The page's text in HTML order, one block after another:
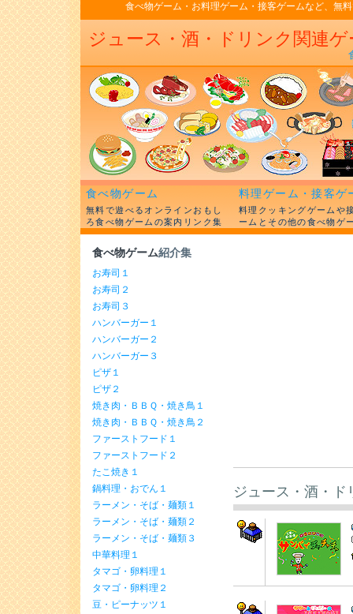
食べ物ゲーム・お料理ゲーム・接客ゲームなど、無
ジュース・酒・ドリンク関連ゲ
食べ物ゲーム
無料で遊べるオンラインおもし
ろ食べ物ゲームの案内リンク集
料理ゲーム・接客ゲ
料理クッキングゲームや
ームとその他の食べ物ゲ
食べ物ゲーム紹介集
お寿司１
お寿司２
お寿司３
ハンバーガー１
ハンバーガー２
ハンバーガー３
ピザ１
ピザ２
焼き肉・ＢＢＱ・焼き鳥１
焼き肉・ＢＢＱ・焼き鳥２
ファーストフード１
ファーストフード２
たこ焼き１
鍋料理・おでん１
ラーメン・そば・麺類１
ラーメン・そば・麺類２
ラーメン・そば・麺類３
中華料理１
タマゴ・卵料理１
タマゴ・卵料理２
豆・ピーナッツ１
ジュース・酒・ド